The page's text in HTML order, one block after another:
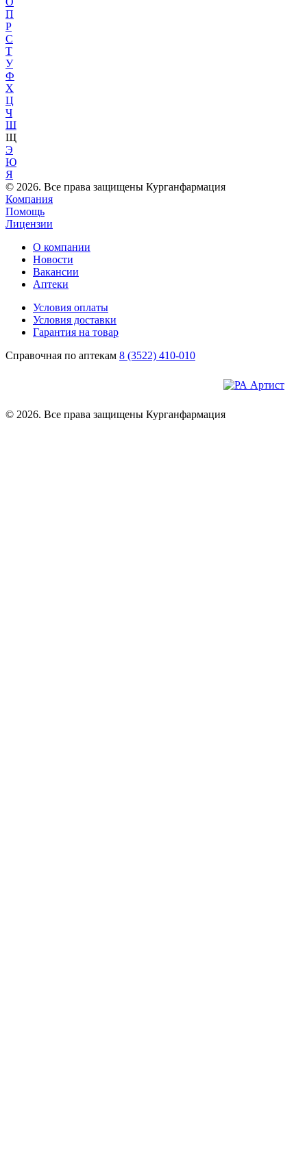
П
Р
С
Т
У
Ф
Х
Ц
Ч
Ш
Щ
Э
Ю
Я
© 2026. Все права защищены Курганфармация
Компания
Помощь
Лицензии
О компании
Новости
Вакансии
Аптеки
Условия оплаты
Условия доставки
Гарантия на товар
Справочная по аптекам 8 (3522) 410-010
© 2026. Все права защищены Курганфармация